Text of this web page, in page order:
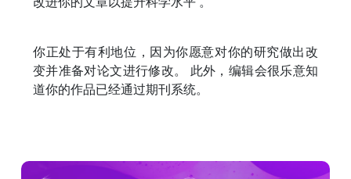
你正处于有利地位，因为你愿意对你的研究做出改
变并准备对论文进行修改。 此外，编辑会很乐意知
道你的作品已经通过期刊系统。